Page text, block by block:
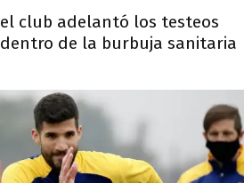
club adelantó los testeos
de la burbuja sanitaria